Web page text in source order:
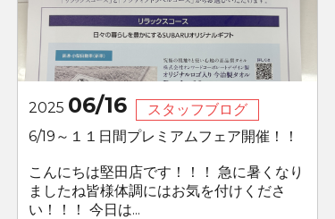
2025 06/16
スタッフブログ
6/19～１１日間プレミアムフェア開催！！
こんにちは堅田店です！！！ 急に暑くなり
ましたね皆様体調にはお気を付けくださ
い！！！ 今日は...